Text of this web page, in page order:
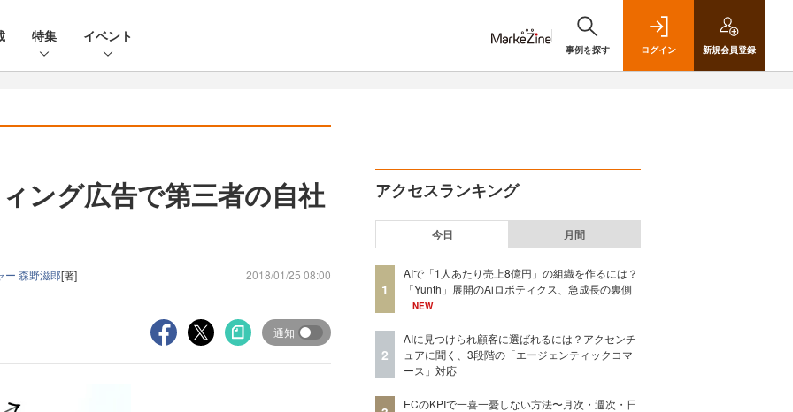
特集 イベント
事例を探す ログイン 新規会員登録
ング広告で第三者の自社
ー 森野滋郎[著] 2018/01/25 08:00
通知
アクセスランキング
今日 月間
1
AIで「1人あたり売上8億円」の組織を作るには？
「Yunth」展開のAiロボティクス、急成長の裏側
NEW
2
AIに見つけられ顧客に選ばれるには？アクセンチ
ュアに聞く、3段階の「エージェンティックコマ
ース」対応
ECのKPIで一喜一憂しない方法〜月次・週次・日